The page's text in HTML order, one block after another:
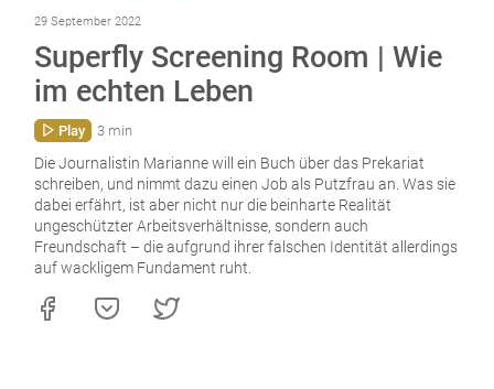
29 September 2022
Superfly Screening Room | Wie
im echten Leben
Play 3 min
Die Journalistin Marianne will ein Buch über das Prekariat
schreiben, und nimmt dazu einen Job als Putzfrau an. Was sie
dabei erfährt, ist aber nicht nur die beinharte Realität
ungeschützter Arbeitsverhältnisse, sondern auch
Freundschaft – die aufgrund ihrer falschen Identität allerdings
auf wackligem Fundament ruht.